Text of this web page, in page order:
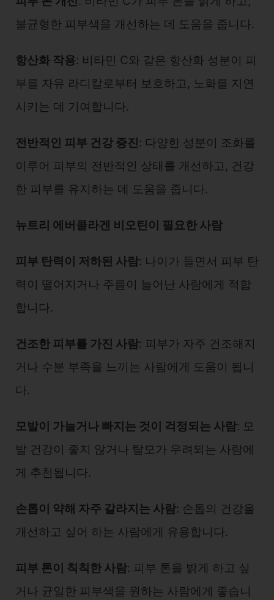
불균형한 피부색을 개선하는 데 도움을 줍니다.
항산화 작용: 비타민 C와 같은 항산화 성분이 피
부를 자유 라디칼로부터 보호하고, 노화를 지연
시키는 데 기여합니다.
전반적인 피부 건강 증진: 다양한 성분이 조화를
이루어 피부의 전반적인 상태를 개선하고, 건강
한 피부를 유지하는 데 도움을 줍니다.
뉴트리 에버콜라겐 비오틴이 필요한 사람
피부 탄력이 저하된 사람: 나이가 들면서 피부 탄
력이 떨어지거나 주름이 늘어난 사람에게 적합
합니다.
건조한 피부를 가진 사람: 피부가 자주 건조해지
거나 수분 부족을 느끼는 사람에게 도움이 됩니
다.
모발이 가늘거나 빠지는 것이 걱정되는 사람: 모
발 건강이 좋지 않거나 탈모가 우려되는 사람에
게 추천됩니다.
손톱이 약해 자주 갈라지는 사람: 손톱의 건강을
개선하고 싶어 하는 사람에게 유용합니다.
피부 톤이 칙칙한 사람: 피부 톤을 밝게 하고 싶
거나 균일한 피부색을 원하는 사람에게 좋습니